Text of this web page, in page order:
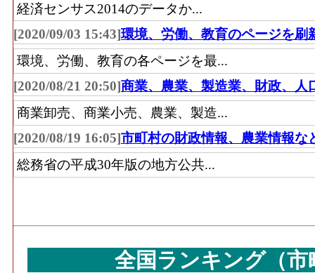
経済センサス2014のデータか...
[2020/09/03 15:43]環境、労働、教育のページを刷
環境、労働、教育の各ページを最...
[2020/08/21 20:50]商業、農業、製造業、財政、人
商業卸売、商業小売、農業、製造...
[2020/08/19 16:05]市町村の財政情報、農業情報な
総務省の平成30年版の地方公共...
全国ランキング（